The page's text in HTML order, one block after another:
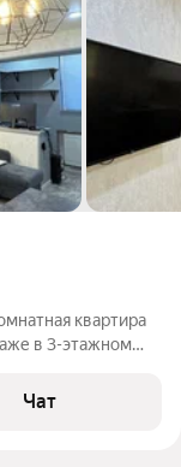
квартира
в 3-этажном
Чат